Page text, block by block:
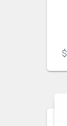
$